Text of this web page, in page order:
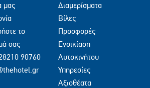
μας
το
σας
90760
Διαμερίσματα
Βίλες
Προσφορές
Ενοικίαση
Αυτοκινήτου
Υπηρεσίες
Αξιοθέατα